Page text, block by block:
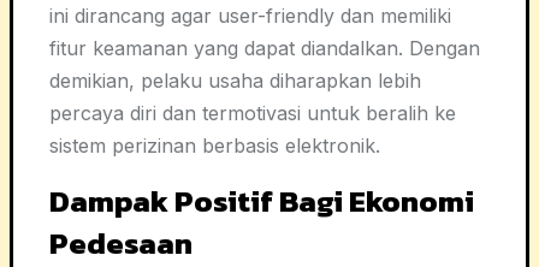
ini dirancang agar user-friendly dan memiliki
fitur keamanan yang dapat diandalkan. Dengan
demikian, pelaku usaha diharapkan lebih
percaya diri dan termotivasi untuk beralih ke
sistem perizinan berbasis elektronik.
Dampak Positif Bagi Ekonomi
Pedesaan